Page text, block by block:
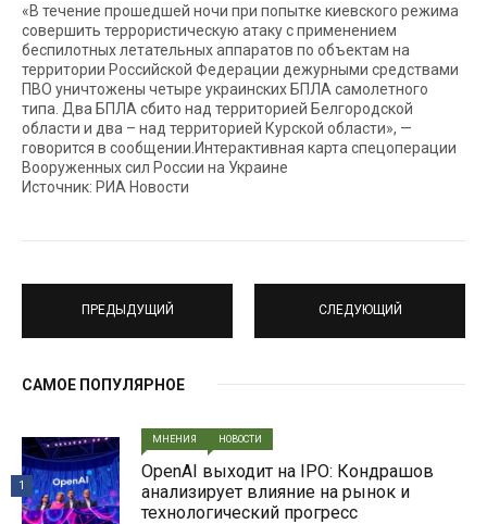
«В течение прошедшей ночи при попытке киевского режима
совершить террористическую атаку с применением
беспилотных летательных аппаратов по объектам на
территории Российской Федерации дежурными средствами
ПВО уничтожены четыре украинских БПЛА самолетного
типа. Два БПЛА сбито над территорией Белгородской
области и два – над территорией Курской области», —
говорится в сообщении.Интерактивная карта спецоперации
Вооруженных сил России на Украине
Источник: РИА Новости
ПРЕДЫДУЩИЙ СЛЕДУЮЩИЙ
САМОЕ ПОПУЛЯРНОЕ
МНЕНИЯ НОВОСТИ
OpenAI выходит на IPO: Кондрашов
анализирует влияние на рынок и
технологический прогресс
1